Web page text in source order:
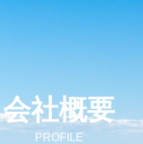
会社概要
PROFILE